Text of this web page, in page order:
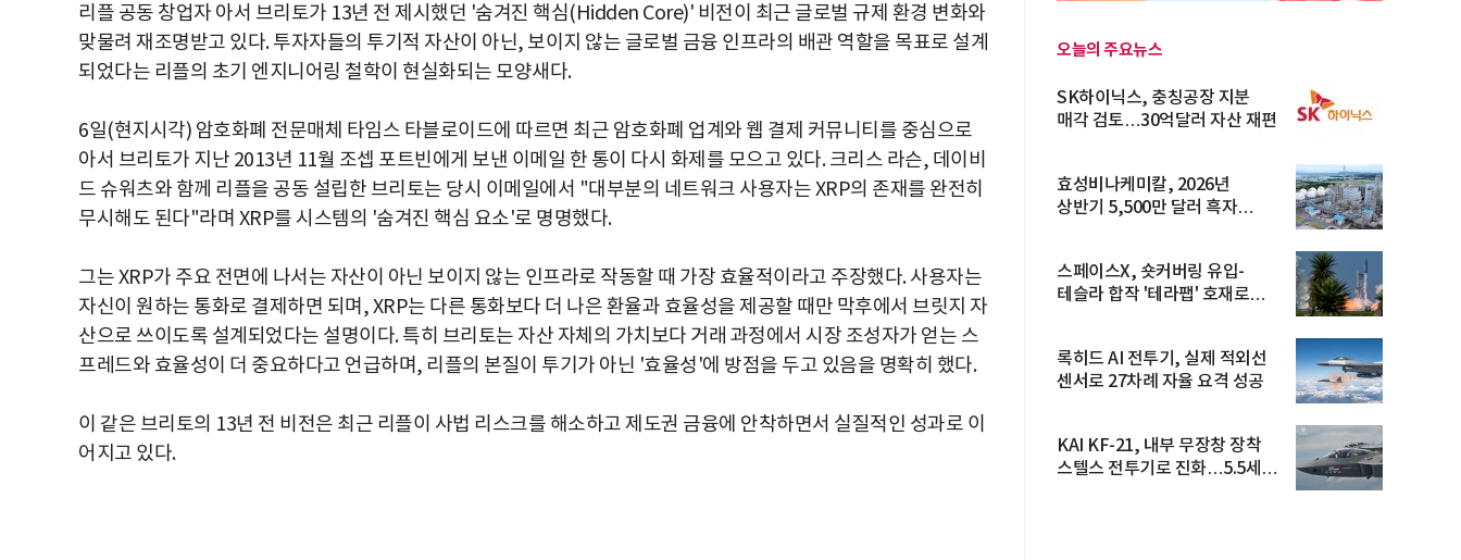
리플 공동 창업자 아서 브리토가 13년 전 제시했던 '숨겨진 핵심(Hidden Core)' 비전이 최근 글로벌 규제 환경 변화와
맞물려 재조명받고 있다. 투자자들의 투기적 자산이 아닌, 보이지 않는 글로벌 금융 인프라의 배관 역할을 목표로 설계
되었다는 리플의 초기 엔지니어링 철학이 현실화되는 모양새다.
6일(현지시각) 암호화폐 전문매체 타임스 타블로이드에 따르면 최근 암호화폐 업계와 웹 결제 커뮤니티를 중심으로
아서 브리토가 지난 2013년 11월 조셉 포트빈에게 보낸 이메일 한 통이 다시 화제를 모으고 있다. 크리스 라슨, 데이비
드 슈워츠와 함께 리플을 공동 설립한 브리토는 당시 이메일에서 "대부분의 네트워크 사용자는 XRP의 존재를 완전히
무시해도 된다"라며 XRP를 시스템의 '숨겨진 핵심 요소'로 명명했다.
그는 XRP가 주요 전면에 나서는 자산이 아닌 보이지 않는 인프라로 작동할 때 가장 효율적이라고 주장했다. 사용자는
자신이 원하는 통화로 결제하면 되며, XRP는 다른 통화보다 더 나은 환율과 효율성을 제공할 때만 막후에서 브릿지 자
산으로 쓰이도록 설계되었다는 설명이다. 특히 브리토는 자산 자체의 가치보다 거래 과정에서 시장 조성자가 얻는 스
프레드와 효율성이 더 중요하다고 언급하며, 리플의 본질이 투기가 아닌 '효율성'에 방점을 두고 있음을 명확히 했다.
이 같은 브리토의 13년 전 비전은 최근 리플이 사법 리스크를 해소하고 제도권 금융에 안착하면서 실질적인 성과로 이
어지고 있다.
오늘의 주요뉴스
SK하이닉스, 충칭공장 지분
매각 검토…30억달러 자산 재편
효성비나케미칼, 2026년
상반기 5,500만 달러 흑자
스페이스X, 숏커버링 유입-
테슬라 합작 '테라팹' 호재로
록히드 AI 전투기, 실제 적외선
센서로 27차례 자율 요격 성공
KAI KF-21, 내부 무장창 장착
스텔스 전투기로 진화…5.5세대